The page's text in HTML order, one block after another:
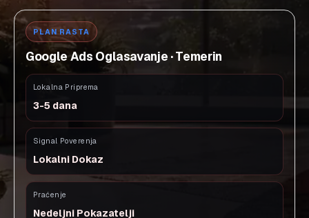
PLAN RASTA
Google Ads Oglasavanje · Temerin
Lokalna Priprema
3-5 dana
Signal Poverenja
Lokalni Dokaz
Praćenje
Nedeljni Pokazatelji